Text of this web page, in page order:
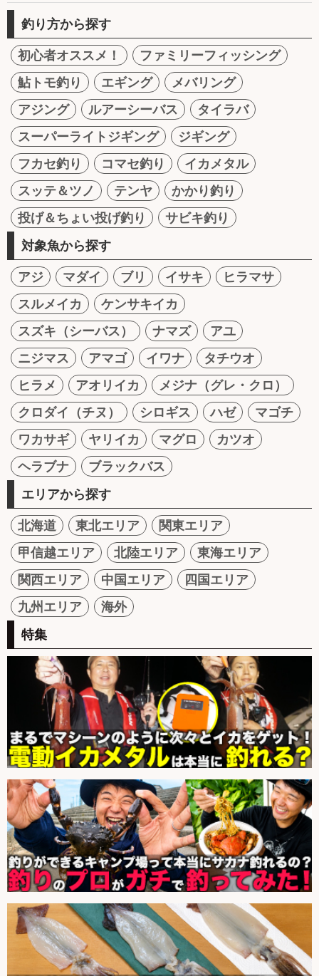
釣り方から探す
初心者オススメ！
ファミリーフィッシング
鮎トモ釣り
エギング
メバリング
アジング
ルアーシーバス
タイラバ
スーパーライトジギング
ジギング
フカセ釣り
コマセ釣り
イカメタル
スッテ＆ツノ
テンヤ
かかり釣り
投げ＆ちょい投げ釣り
サビキ釣り
対象魚から探す
アジ マダイ ブリ イサキ
ヒラマサ
スルメイカ
ケンサキイカ
スズキ（シーバス）
ナマズ
アユ
ニジマス
アマゴ イワナ
タチウオ
ヒラメ
アオリイカ
メジナ（グレ・クロ）
クロダイ（チヌ）
シロギス ハゼ
マゴチ
ワカサギ
ヤリイカ マグロ
カツオ
ヘラブナ
ブラックバス
エリアから探す
北海道 東北エリア
関東エリア
甲信越エリア
北陸エリア
東海エリア
関西エリア
中国エリア
四国エリア
九州エリア
海外
特集